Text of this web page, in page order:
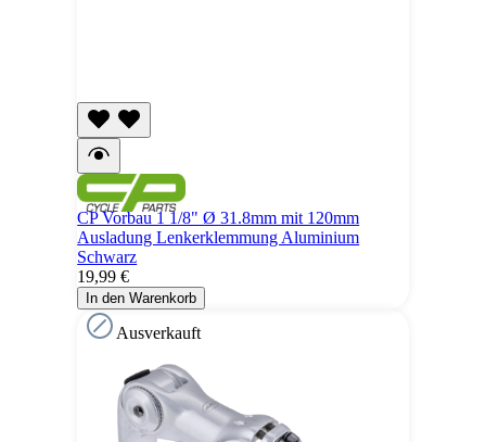
CP Vorbau 1 1/8" Ø 31.8mm mit 120mm
Ausladung Lenkerklemmung Aluminium
Schwarz
19,99 €
In den Warenkorb
Ausverkauft